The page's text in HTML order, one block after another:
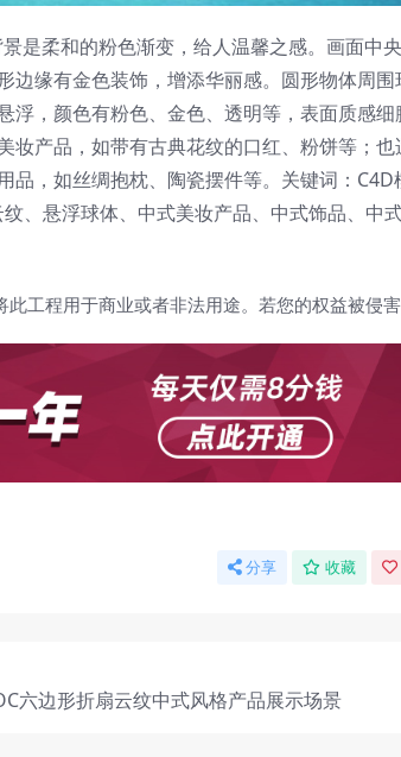
是柔和的粉色渐变，给人温馨之感。画面中
边缘有金色装饰，增添华丽感。圆形物体周围
浮，颜色有粉色、金色、透明等，表面质感细
妆产品，如带有古典花纹的口红、粉饼等；也
，如丝绸抱枕、陶瓷摆件等。关键词：C4D
、悬浮球体、中式美妆产品、中式饰品、中
工程用于商业或者非法用途。若您的权益被侵
分享 收藏
六边形折扇云纹中式风格产品展示场景